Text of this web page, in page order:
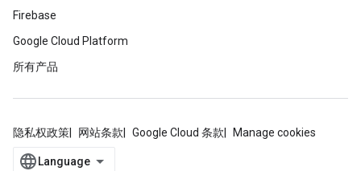
Firebase
Google Cloud Platform
所有产品
隐私权政策 网站条款 Google Cloud 条款 Manage cookies